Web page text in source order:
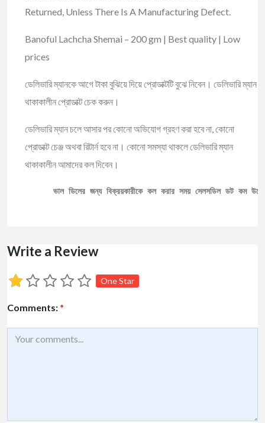
Returned, Unless There Is A Manufacturing Defect.
Banoful Lachcha Shemai – 200 gm | Best quality | Low
prices
ডেলিভারি ম্যানকে আগে টাকা বুঝিয়ে দিয়ে প্রোডাক্টটি বুঝে নিবেন। ডেলিভারি ম্যান
থাকাকালীন প্রোডাক্ট চেক করুন।
ডেলিভারি ম্যান চলে আসার পর কোনো অভিযোগ গ্রহণ করা হবে না, কোনো
প্রোডাক্ট চেঞ্জ অথবা রিটার্ন হবে না। কোনো সমস্যা থাকলে ডেলিভারি ম্যান
থাকাকালীন আমাদের কল দিবেন।
ভাল ডিলের জন্য বিক্রয়কারীকে কল করার সময় সেলসডিল ডট কম
Write a Review
One Star
Comments: *